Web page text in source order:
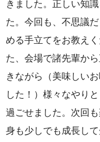
きました。正しい知
た。今回も、不思議
める手立てをお教え
た、会場で諸先輩か
きながら（美味しい
した！）様々なやり
過ごせました。次回
身も少しでも成長し